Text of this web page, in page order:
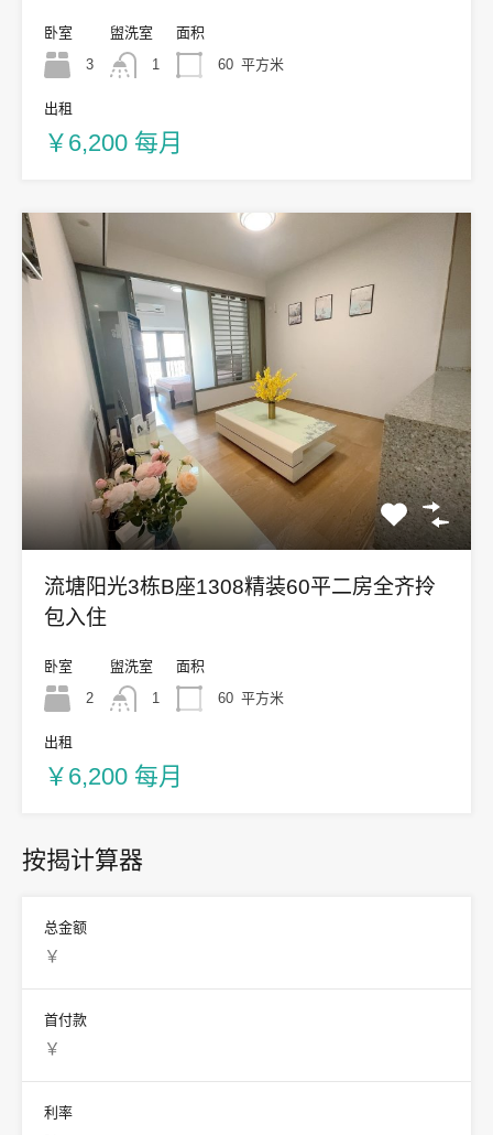
卧室
3
盥洗室
1
面积
60 平方米
出租
￥6,200 每月
流塘阳光3栋B座1308精装60平二房全齐拎
包入住
卧室
2
盥洗室
1
面积
60 平方米
出租
￥6,200 每月
按揭计算器
总金额
首付款
利率